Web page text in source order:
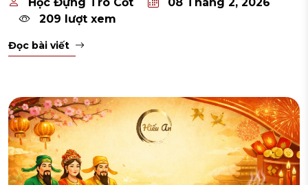
Hộc Đựng Tro Cốt
08 Tháng 2, 2026
209 lượt xem
Đọc bài viết